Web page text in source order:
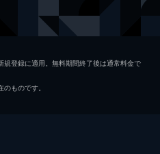
呼び出さ
務がある
ンド 内田真礼
登録に適用。無料期間終了後は通常料金で
ものです。